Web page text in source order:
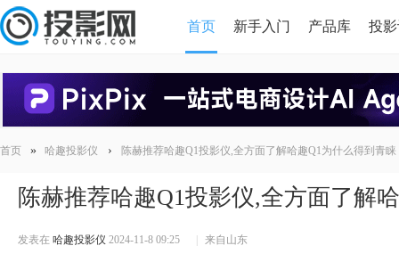
首页 新手入门 产品库 投
HDMI版本对比
首页 » 哈趣投影仪 › 陈赫推荐哈趣Q1投影仪,全方面了解哈趣Q1为什么得到青睐
陈赫推荐哈趣Q1投影仪,全方面了解
发表在 哈趣投影仪 2024-11-8 09:25 来自山东